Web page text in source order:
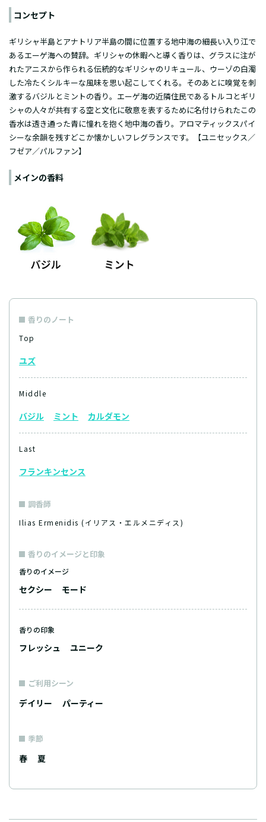
コンセプト
ギリシャ半島とアナトリア半島の間に位置する地中海の細長い入り江で
あるエーゲ海への賛辞。ギリシャの休暇へと導く香りは、グラスに注が
れたアニスから作られる伝統的なギリシャのリキュール、ウーゾの白濁
した冷たくシルキーな風味を思い起こしてくれる。そのあとに嗅覚を刺
激するバジルとミントの香り。エーゲ海の近隣住民であるトルコとギリ
シャの人々が共有する空と文化に敬意を表するために名付けられたこの
香水は透き通った青に憧れを抱く地中海の香り。アロマティックスパイ
シーな余韻を残すどこか懐かしいフレグランスです。【ユニセックス／
フゼア／パルファン】
メインの香料
香りのノート
Top
ユズ
Middle
バジル ミント カルダモン
Last
フランキンセンス
調香師
Ilias Ermenidis (イリアス・エルメニディス)
香りのイメージと印象
香りのイメージ
セクシー モード
香りの印象
フレッシュ ユニーク
ご利用シーン
デイリー パーティー
季節
春 夏